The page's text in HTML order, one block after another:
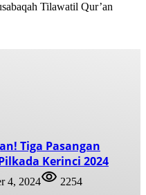
Tilawatil Qur’an
Tiga Pasangan
Kerinci 2024
4, 2024 2254